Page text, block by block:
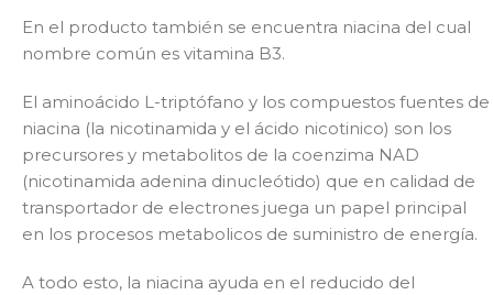
En el producto también se encuentra niacina del cual
nombre común es vitamina B3.
El aminoácido L-triptófano y los compuestos fuentes de
niacina (la nicotinamida y el ácido nicotinico) son los
precursores y metabolitos de la coenzima NAD
(nicotinamida adenina dinucleótido) que en calidad de
transportador de electrones juega un papel principal
en los procesos metabolicos de suministro de energía.
A todo esto, la niacina ayuda en el reducido del